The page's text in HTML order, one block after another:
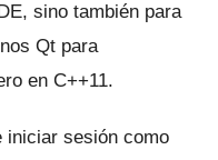
sino también para
Qt para
en C++11.
iniciar sesión como